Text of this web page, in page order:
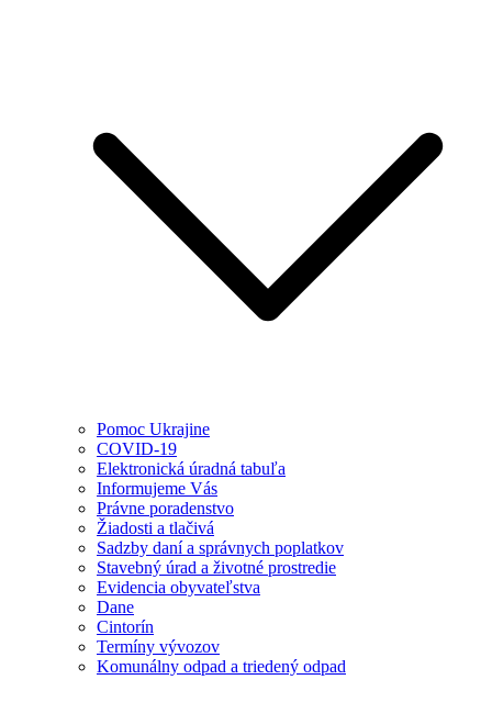
Pomoc Ukrajine
COVID-19
Elektronická úradná tabuľa
Informujeme Vás
Právne poradenstvo
Žiadosti a tlačivá
Sadzby daní a správnych poplatkov
Stavebný úrad a životné prostredie
Evidencia obyvateľstva
Dane
Cintorín
Termíny vývozov
Komunálny odpad a triedený odpad